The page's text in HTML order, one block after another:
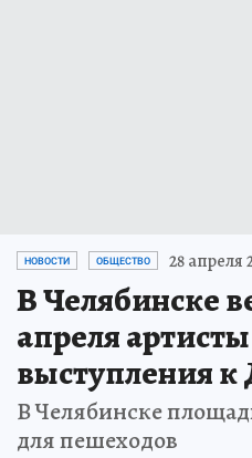
НОВОСТИ ОБЩЕСТВО 28 апреля
В Челябинске
апреля
выступления
В Челябинске
для пешеходов